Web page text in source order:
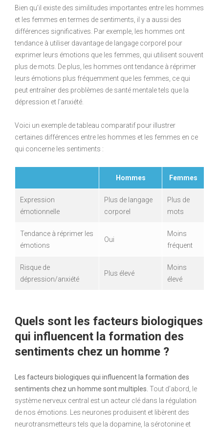
Bien qu’il existe des similitudes importantes entre les hommes
et les femmes en termes de sentiments, il y a aussi des
différences significatives. Par exemple, les hommes ont
tendance à utiliser davantage de langage corporel pour
exprimer leurs émotions que les femmes, qui utilisent souvent
plus de mots. De plus, les hommes ont tendance à réprimer
leurs émotions plus fréquemment que les femmes, ce qui
peut entraîner des problèmes de santé mentale tels que la
dépression et l’anxiété.
Voici un exemple de tableau comparatif pour illustrer
certaines différences entre les hommes et les femmes en ce
qui concerne les sentiments :
Hommes Femmes
Expression
émotionnelle
Plus de langage
corporel
Plus de
mots
Tendance à réprimer les
émotions
Oui
Moins
fréquent
Risque de
dépression/anxiété
Plus élevé
Moins
élevé
Quels sont les facteurs biologiques
qui influencent la formation des
sentiments chez un homme ?
Les facteurs biologiques qui influencent la formation des
sentiments chez un homme sont multiples. Tout d’abord, le
système nerveux central est un acteur clé dans la régulation
de nos émotions. Les neurones produisent et libèrent des
neurotransmetteurs tels que la dopamine, la sérotonine et